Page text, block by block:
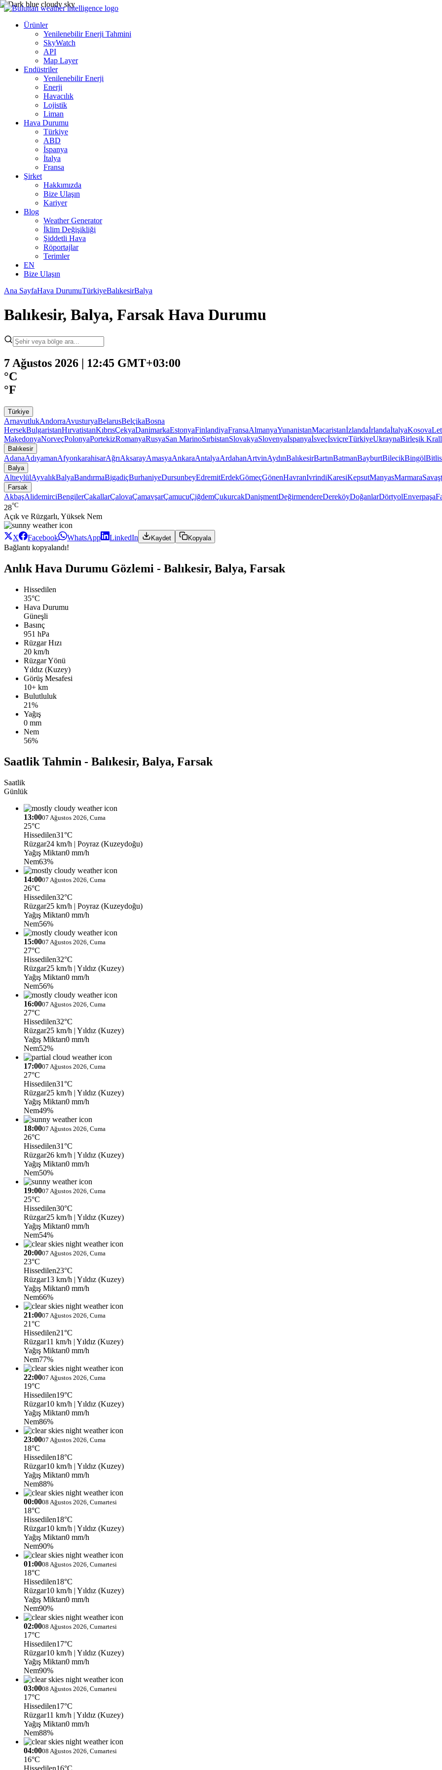
Ürünler
Yenilenebilir Enerji Tahmini
SkyWatch
API
Map Layer
Endüstriler
Yenilenebilir Enerji
Enerji
Havacılık
Lojistik
Liman
Hava Durumu
Türkiye
ABD
İspanya
İtalya
Fransa
Şirket
Hakkımızda
Bize Ulaşın
Kariyer
Blog
Weather Generator
İklim Değişikliği
Şiddetli Hava
Röportajlar
Terimler
EN
Bize Ulaşın
Ana SayfaHava DurumuTürkiyeBalıkesirBalya
Balıkesir, Balya, Farsak Hava Durumu
7 Ağustos 2026 | 12:45 GMT+03:00
°C
°F
Türkiye
ArnavutlukAndorraAvusturyaBelarusBelçikaBosna
HersekBulgaristanHırvatistanKıbrısÇekyaDanimarkaEstonyaFinlandiyaFransaAlmanyaYunanistanMacaristanİzlandaİrlandaİtalyaKosova
MakedonyaNorveçPolonyaPortekizRomanyaRusyaSan MarinoSırbistanSlovakyaSlovenyaİspanyaİsveçİsviçreTürkiyeUkraynaBirleşik
Balıkesir
AdanaAdıyamanAfyonkarahisarAğrıAksarayAmasyaAnkaraAntalyaArdahanArtvinAydınBalıkesirBartınBatmanBayburtBilecikBingölBitlis
Balya
AltıeylülAyvalıkBalyaBandırmaBigadiçBurhaniyeDursunbeyEdremitErdekGömeçGönenHavranIvrindiKaresiKepsutManyasMarmara
Farsak
AkbaşAlidemirciBengilerÇakallarÇalovaÇamavşarÇamucuÇiğdemÇukurcakDanişmentDeğirmendereDereköyDoğanlarDörtyolEnverpaşa
28°C
Açık ve Rüzgarlı, Yüksek Nem
X Facebook WhatsApp LinkedIn Kaydet Kopyala
Bağlantı kopyalandı!
Anlık Hava Durumu Gözlemi - Balıkesir, Balya, Farsak
Hissedilen
35°C
Hava Durumu
Güneşli
Basınç
951 hPa
Rüzgar Hızı
20 km/h
Rüzgar Yönü
Yıldız (Kuzey)
Görüş Mesafesi
10+ km
Bulutluluk
21%
Yağış
0 mm
Nem
56%
Saatlik Tahmin - Balıkesir, Balya, Farsak
Saatlik
Günlük
13:0007 Ağustos 2026, Cuma
25°C
Hissedilen31°C
Rüzgar24 km/h | Poyraz (Kuzeydoğu)
Yağış Miktarı0 mm/h
Nem63%
14:0007 Ağustos 2026, Cuma
26°C
Hissedilen32°C
Rüzgar25 km/h | Poyraz (Kuzeydoğu)
Yağış Miktarı0 mm/h
Nem56%
15:0007 Ağustos 2026, Cuma
27°C
Hissedilen32°C
Rüzgar25 km/h | Yıldız (Kuzey)
Yağış Miktarı0 mm/h
Nem56%
16:0007 Ağustos 2026, Cuma
27°C
Hissedilen32°C
Rüzgar25 km/h | Yıldız (Kuzey)
Yağış Miktarı0 mm/h
Nem52%
17:0007 Ağustos 2026, Cuma
27°C
Hissedilen31°C
Rüzgar25 km/h | Yıldız (Kuzey)
Yağış Miktarı0 mm/h
Nem49%
18:0007 Ağustos 2026, Cuma
26°C
Hissedilen31°C
Rüzgar26 km/h | Yıldız (Kuzey)
Yağış Miktarı0 mm/h
Nem50%
19:0007 Ağustos 2026, Cuma
25°C
Hissedilen30°C
Rüzgar25 km/h | Yıldız (Kuzey)
Yağış Miktarı0 mm/h
Nem54%
20:0007 Ağustos 2026, Cuma
23°C
Hissedilen23°C
Rüzgar13 km/h | Yıldız (Kuzey)
Yağış Miktarı0 mm/h
Nem66%
21:0007 Ağustos 2026, Cuma
21°C
Hissedilen21°C
Rüzgar11 km/h | Yıldız (Kuzey)
Yağış Miktarı0 mm/h
Nem77%
22:0007 Ağustos 2026, Cuma
19°C
Hissedilen19°C
Rüzgar10 km/h | Yıldız (Kuzey)
Yağış Miktarı0 mm/h
Nem86%
23:0007 Ağustos 2026, Cuma
18°C
Hissedilen18°C
Rüzgar10 km/h | Yıldız (Kuzey)
Yağış Miktarı0 mm/h
Nem88%
00:0008 Ağustos 2026, Cumartesi
18°C
Hissedilen18°C
Rüzgar10 km/h | Yıldız (Kuzey)
Yağış Miktarı0 mm/h
Nem90%
01:0008 Ağustos 2026, Cumartesi
18°C
Hissedilen18°C
Rüzgar10 km/h | Yıldız (Kuzey)
Yağış Miktarı0 mm/h
Nem90%
02:0008 Ağustos 2026, Cumartesi
17°C
Hissedilen17°C
Rüzgar10 km/h | Yıldız (Kuzey)
Yağış Miktarı0 mm/h
Nem90%
03:0008 Ağustos 2026, Cumartesi
17°C
Hissedilen17°C
Rüzgar11 km/h | Yıldız (Kuzey)
Yağış Miktarı0 mm/h
Nem88%
04:0008 Ağustos 2026, Cumartesi
16°C
Hissedilen16°C